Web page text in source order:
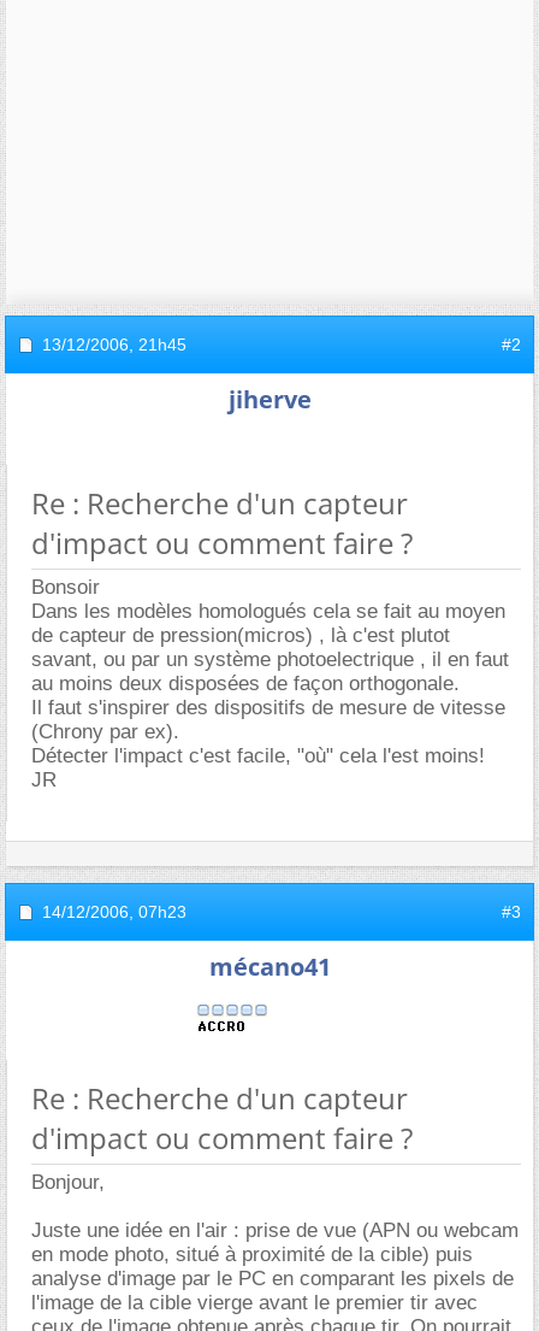
13/12/2006, 21h45 #2
jiherve
Re : Recherche d'un capteur
d'impact ou comment faire ?
Bonsoir
Dans les modèles homologués cela se fait au moyen
de capteur de pression(micros) , là c'est plutot
savant, ou par un système photoelectrique , il en faut
au moins deux disposées de façon orthogonale.
Il faut s'inspirer des dispositifs de mesure de vitesse
(Chrony par ex).
Détecter l'impact c'est facile, "où" cela l'est moins!
JR
14/12/2006, 07h23 #3
mécano41
Re : Recherche d'un capteur
d'impact ou comment faire ?
Bonjour,
Juste une idée en l'air : prise de vue (APN ou webcam
en mode photo, situé à proximité de la cible) puis
analyse d'image par le PC en comparant les pixels de
l'image de la cible vierge avant le premier tir avec